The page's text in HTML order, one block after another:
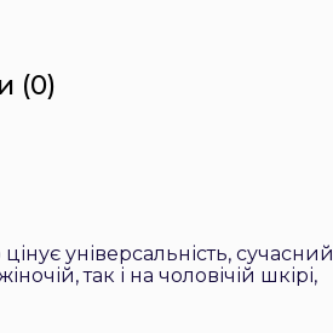
(0)
універсальність, сучасний
так і на чоловічій шкірі,